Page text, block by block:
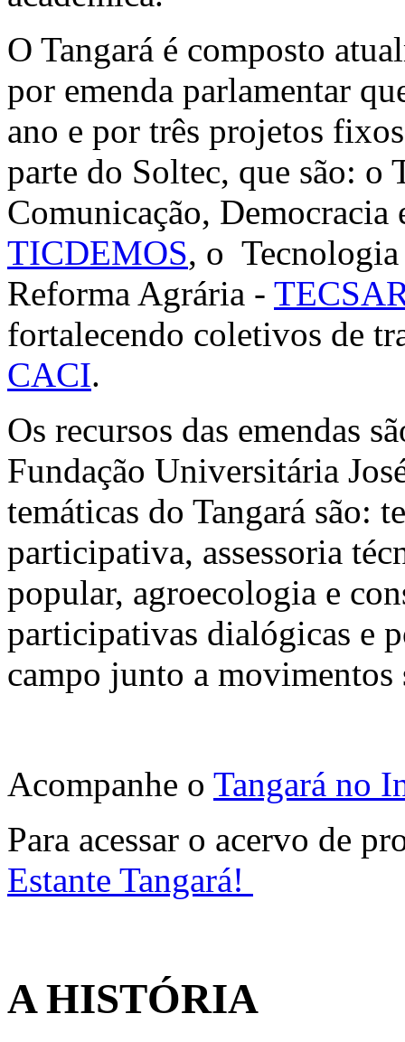
O Tangará é composto
por emenda parlamentar
ano e por três projetos
parte do Soltec, que são: o
Comunicação,
TICDEMOS, o Tecnologia
Reforma Agrária -
fortalecendo coletivos de
CACI.
Os recursos das emendas
Fundação Universitária
temáticas do Tangará são:
participativa, assessoria
popular, agroecologia e
participativas dialógicas e
campo junto a movimentos
Acompanhe o Tangará no
Para acessar o acervo de
Estante Tangará!
A HISTÓRIA